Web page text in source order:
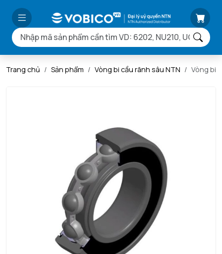
Trang chủ Sản phẩm Vòng bi cầu rãnh sâu NTN Vòng bi